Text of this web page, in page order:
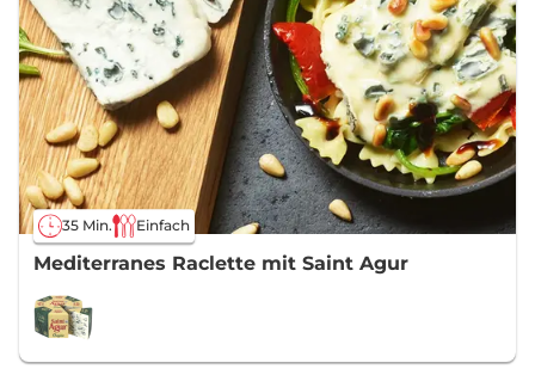
35 Min. Einfach
Mediterranes Raclette mit Saint Agur